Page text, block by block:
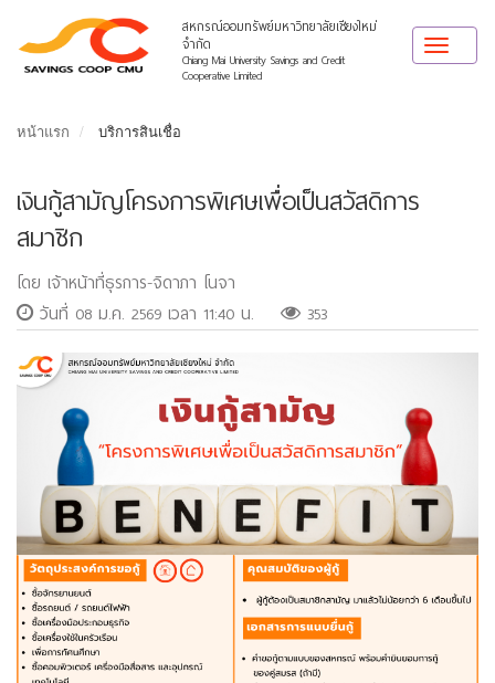
สหกรณ์ออมทรัพย์มหาวิทยาลัยเชียงใหม่
จำกัด
Chiang Mai University Savings and Credit
Cooperative Limited
Toggle
หน้าแรก บริการสินเชื่อ
เงินกู้สามัญโครงการพิเศษเพื่อเป็นสวัสดิการ
สมาชิก
โดย เจ้าหน้าที่ธุรการ-จิดาภา โนจา
วันที่ 08 ม.ค. 2569 เวลา 11:40 น.
353